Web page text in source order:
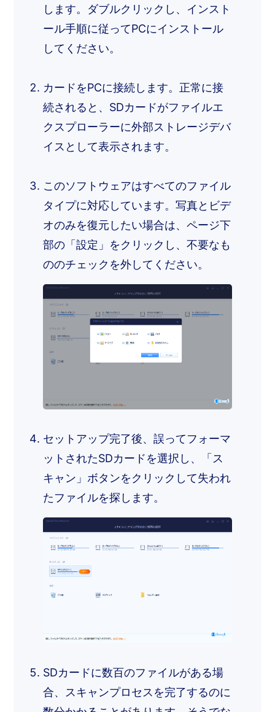
します。ダブルクリックし、インスト
ール手順に従ってPCにインストール
してください。
カードをPCに接続します。正常に接
続されると、SDカードがファイルエ
クスプローラーに外部ストレージデバ
イスとして表示されます。
このソフトウェアはすべてのファイル
タイプに対応しています。写真とビデ
オのみを復元したい場合は、ページ下
部の「設定」をクリックし、不要なも
ののチェックを外してください。
セットアップ完了後、誤ってフォーマ
ットされたSDカードを選択し、「ス
キャン」ボタンをクリックして失われ
たファイルを探します。
SDカードに数百のファイルがある場
合、スキャンプロセスを完了するのに